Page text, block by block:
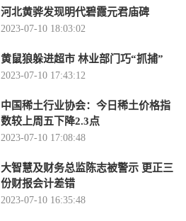
河北黄骅发现明代碧霞元君庙碑
2023-07-10 18:03:02
黄鼠狼躲进超市 林业部门巧“抓捕”
2023-07-10 17:43:12
中国稀土行业协会：今日稀土价格指
数较上周五下降2.3点
2023-07-10 17:08:48
大智慧及财务总监陈志被警示 更正三
份财报会计差错
2023-07-10 16:35:48